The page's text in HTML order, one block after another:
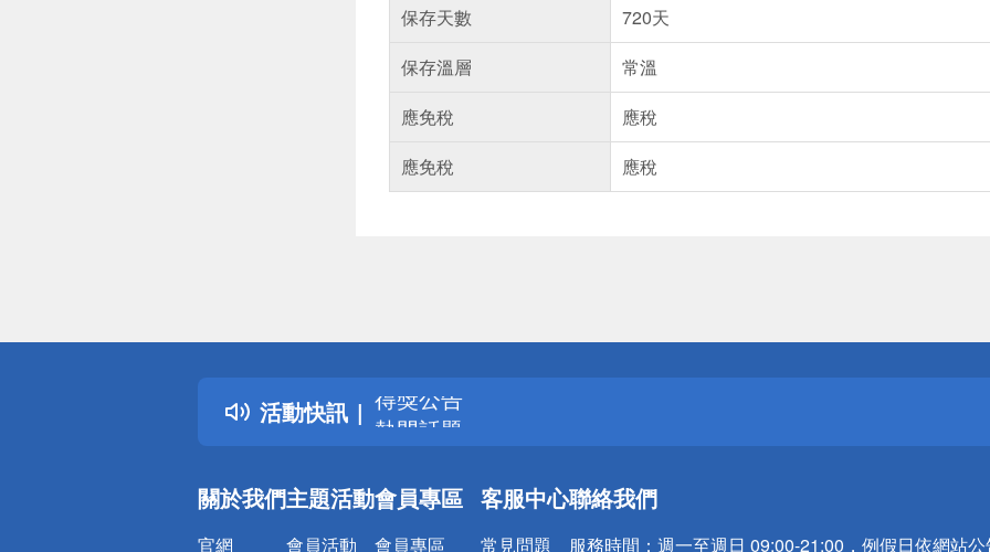
保存天數
720天
保存溫層
常溫
應免稅
應稅
應免稅
應稅
活動快訊
詐騙網頁！請小心！
得獎公告
熱門話題
銀行優惠
詐騙網頁！請小心！
關於我們
官網
主題活動
會員活動
會員專區
會員專區
客服中心
常見問題
聯絡我們
服務時間： 週一至週日 09:00-21:00，例假日依網站